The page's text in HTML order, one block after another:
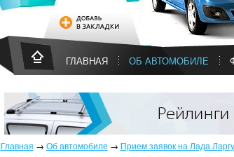
ГЛАВНАЯ ОБ АВТОМОБИЛЕ
Главная → Об автомобиле → Прием заявок на Лада